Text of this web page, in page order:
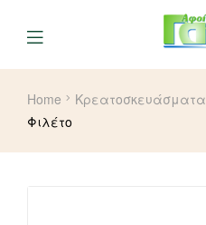
Home Κρεατοσκευάσματα
Φιλέτο